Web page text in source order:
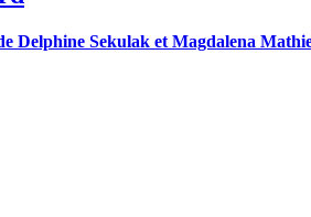
Delphine Sekulak et Magdalena